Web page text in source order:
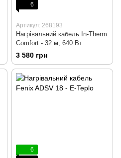
6
Артикул: 268193
Нагрівальний кабель In-Therm
Comfort - 32 м, 640 Вт
3 580 грн
6